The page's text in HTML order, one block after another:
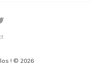
! © 2026